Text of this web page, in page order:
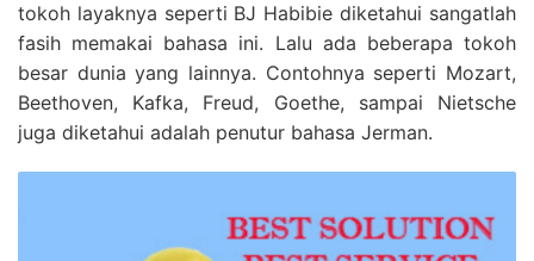
tokoh layaknya seperti BJ Habibie diketahui sangatlah
fasih memakai bahasa ini. Lalu ada beberapa tokoh
besar dunia yang lainnya. Contohnya seperti Mozart,
Beethoven, Kafka, Freud, Goethe, sampai Nietsche
juga diketahui adalah penutur bahasa Jerman.